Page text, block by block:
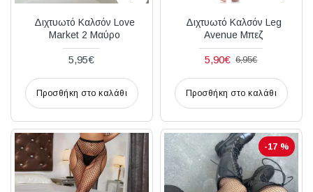
Διχτυωτό Καλσόν Love
Market 2 Μαύρο
5,95€
Προσθήκη στο καλάθι
Διχτυωτό Καλσόν Leg
Avenue Μπεζ
5,90€ 6,95€
Προσθήκη στο καλάθι
-17 %